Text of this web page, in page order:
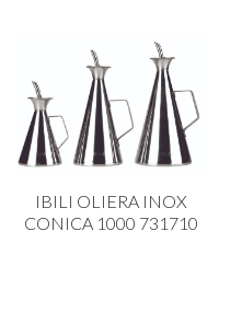
IBILI OLIERA INOX
CONICA 1000 731710